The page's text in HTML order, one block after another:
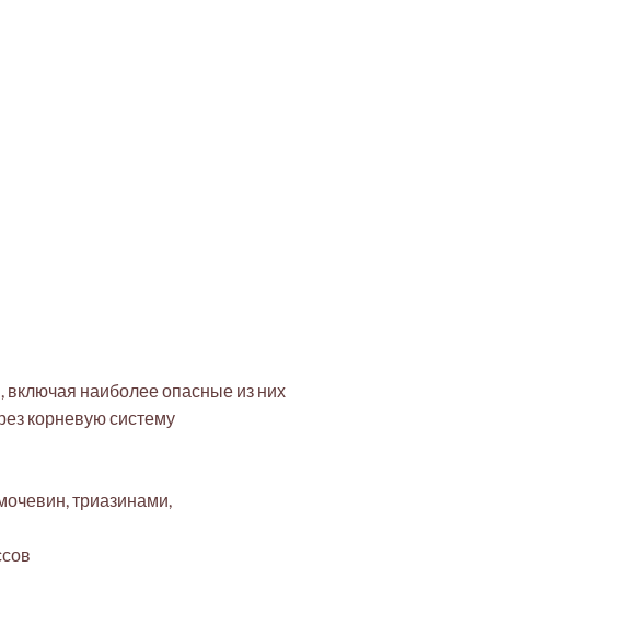
включая наиболее опасные из них
корневую систему
триазинами,